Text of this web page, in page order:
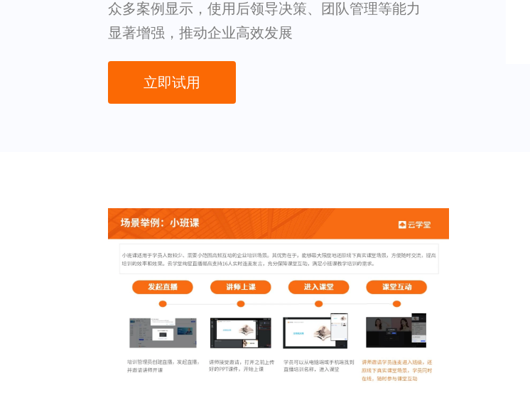
众多案例显示，使用后领导决策、团队管理等能力
显著增强，推动企业高效发展
立即试用